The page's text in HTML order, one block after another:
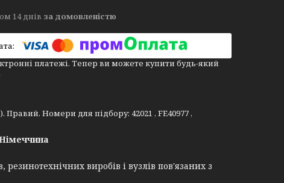
14 днів за домовленістю
платежі. Тепер ви можете купити будь-який
Номери для підбору: 42021 , FE40977 ,
виробів і вузлів пов'язаних з